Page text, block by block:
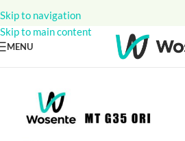
Skip to navigation
Skip to main content
MENU